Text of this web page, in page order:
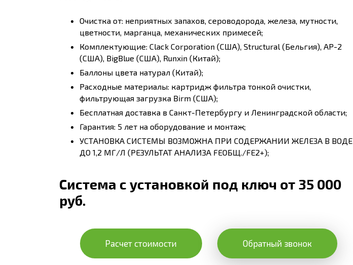
Очистка от: неприятных запахов, сероводорода, железа, мутности,
цветности, марганца, механических примесей;
Комплектующие: Clack Corporation (США), Structural (Бельгия), AP-2
(США), BigBlue (США), Runxin (Китай);
Баллоны цвета натурал (Китай);
Расходные материалы: картридж фильтра тонкой очистки,
фильтрующая загрузка Birm (США);
Бесплатная доставка в Санкт-Петербургу и Ленинградской области;
Гарантия: 5 лет на оборудование и монтаж;
УСТАНОВКА СИСТЕМЫ ВОЗМОЖНА ПРИ СОДЕРЖАНИИ ЖЕЛЕЗА В ВОДЕ
ДО 1,2 МГ/Л (РЕЗУЛЬТАТ АНАЛИЗА FEОБЩ./FE2+);
Система с установкой под ключ от 35 000
руб.
Расчет стоимости Обратный звонок